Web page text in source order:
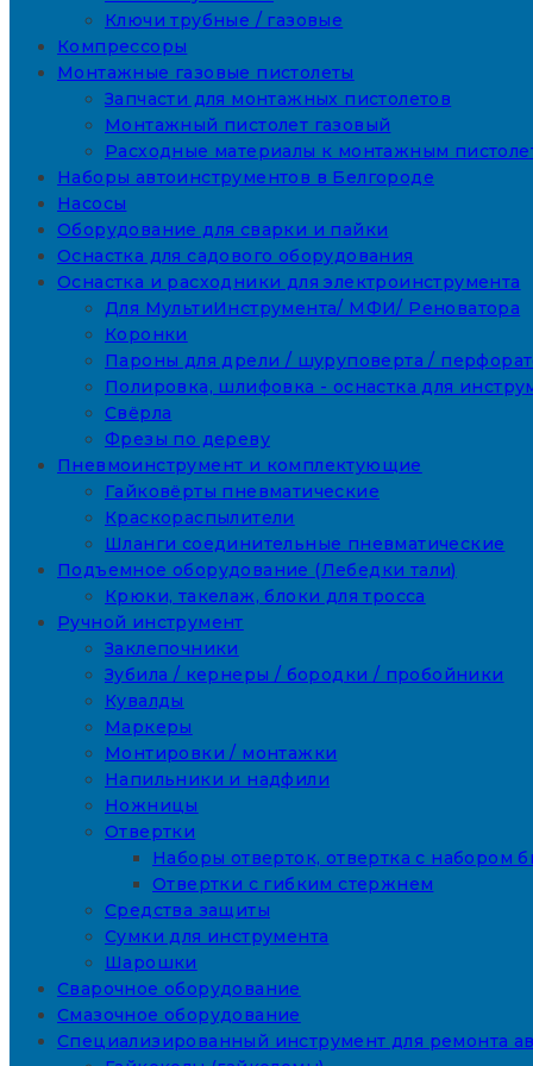
Ключи трубные / газовые
Компрессоры
Монтажные газовые пистолеты
Запчасти для монтажных пистолетов
Монтажный пистолет газовый
Расходные материалы к монтажным
Наборы автоинструментов в Белгороде
Насосы
Оборудование для сварки и пайки
Оснастка для садового оборудования
Оснастка и расходники для электроинструмента
Для МультиИнструмента/ МФИ/ Реноватора
Коронки
Пароны для дрели / шуруповерта /
Полировка, шлифовка - оснастка для
Свёрла
Фрезы по дереву
Пневмоинструмент и комплектующие
Гайковёрты пневматические
Краскораспылители
Шланги соединительные пневматические
Подъемное оборудование (Лебедки тали)
Крюки, такелаж, блоки для тросса
Ручной инструмент
Заклепочники
Зубила / кернеры / бородки / пробойники
Кувалды
Маркеры
Монтировки / монтажки
Напильники и надфили
Ножницы
Отвертки
Наборы отверток, отвертка с набором
Отвертки с гибким стержнем
Средства защиты
Сумки для инструмента
Шарошки
Сварочное оборудование
Смазочное оборудование
Специализированный инструмент для ремонта